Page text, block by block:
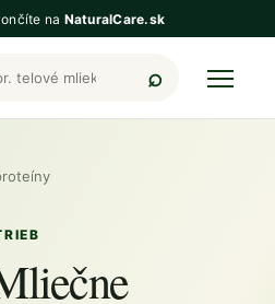
na NaturalCare.sk
BodyFarm